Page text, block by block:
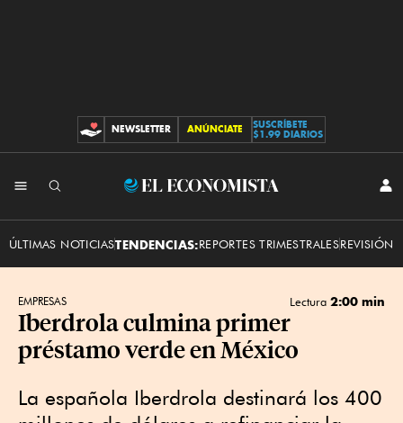
CONTRIBUCIONES
NEWSLETTER ANÚNCIATE
SUSCRÍBETE
$1.99 DIARIOS
El
ÚLTIMAS NOTICIASTENDENCIAS:REPORTES TRIMESTRALESREVISIÓN
EMPRESAS Lectura 2:00 min
Iberdrola culmina primer
préstamo verde en México
La española Iberdrola destinará los 400